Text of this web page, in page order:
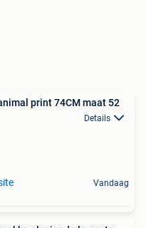
print 74CM maat 52
Details
Vandaag